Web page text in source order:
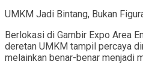
UMKM Jadi Bintang, Bukan
Berlokasi di Gambir Expo Area
deretan UMKM tampil percaya
melainkan benar-benar menjadi